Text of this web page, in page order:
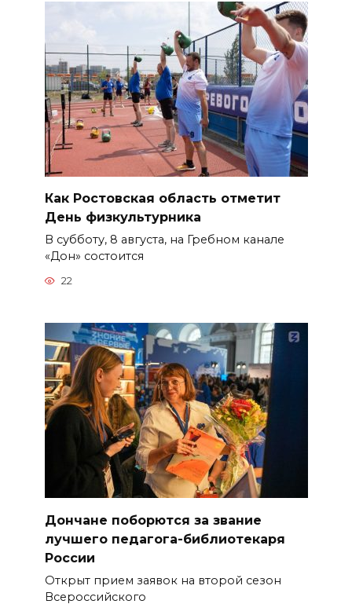
Как Ростовская область отметит
День физкультурника
В субботу, 8 августа, на Гребном канале
«Дон» состоится
22
Дончане поборются за звание
лучшего педагога-библиотекаря
России
Открыт прием заявок на второй сезон
Всероссийского